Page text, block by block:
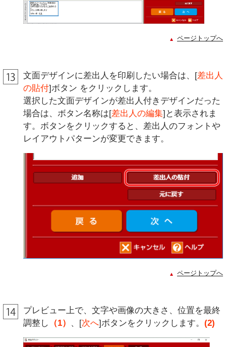
ページトップへ
文面デザインに差出人を印刷したい場合は、[差出人
の貼付]ボタン をクリックします。
選択した文面デザインが差出人付きデザインだった
場合は、ボタン名称は[差出人の編集]と表示されま
す。ボタンをクリックすると、差出人のフォントや
レイアウトパターンが変更できます。
ページトップへ
プレビュー上で、文字や画像の大きさ、位置を最終
調整し
（1） 、[次へ]ボタンをクリックします。 (2)